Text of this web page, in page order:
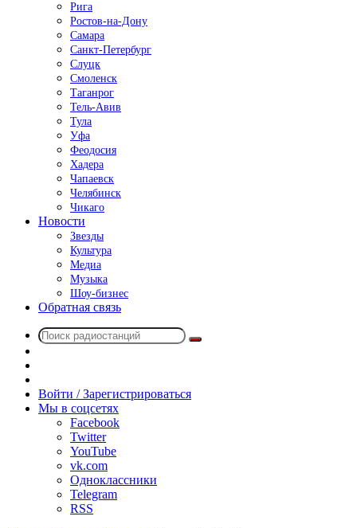
Рига
Ростов-на-Дону
Самара
Санкт-Петербург
Слуцк
Смоленск
Таганрог
Тель-Авив
Тула
Уфа
Феодосия
Хадера
Чапаевск
Челябинск
Чикаго
Новости
Звезды
Культура
Медиа
Музыка
Шоу-бизнес
Обратная связь
Поиск
радио
Войти / Зарегистрироваться
Мы в соцсетях
Facebook
Twitter
YouTube
vk.com
Одноклассники
Telegram
RSS